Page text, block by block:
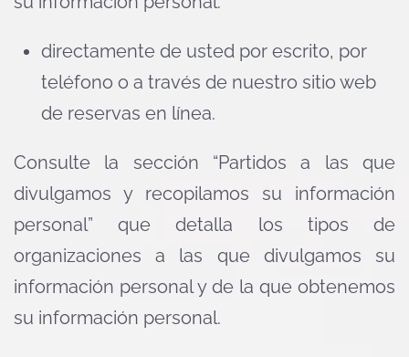
directamente de usted por escrito, por
teléfono o a través de nuestro sitio web
de reservas en línea.
Consulte la sección “Partidos a las que
divulgamos y recopilamos su información
personal” que detalla los tipos de
organizaciones a las que divulgamos su
información personal y de la que obtenemos
su información personal.